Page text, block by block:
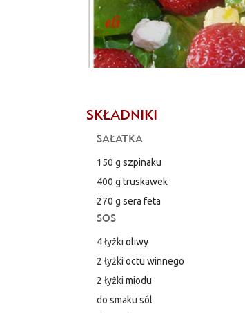
SKŁADNIKI
SAŁATKA
150 g szpinaku
400 g truskawek
270 g sera feta
SOS
4 łyżki oliwy
2 łyżki octu winnego
2 łyżki miodu
do smakusól